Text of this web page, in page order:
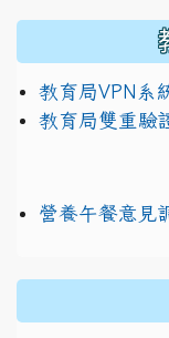
教育局VPN系
教育局雙重驗
營養午餐意見